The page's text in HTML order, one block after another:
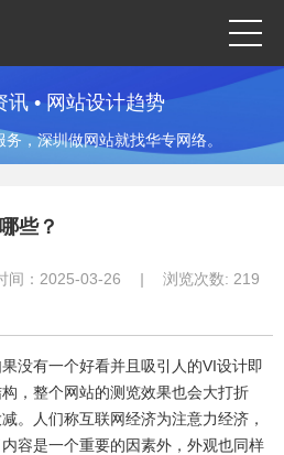
讯 • 网站设计趋势
，深圳做网站就找华专网络。
些？
间：2025-03-26 | 浏览次数: 219
没有一个好看并且吸引人的VI设计即
，整个网站的测览效果也会大打折
。人们称互联网经济为注意力经济，
容是一个重要的因素外，外观也同样